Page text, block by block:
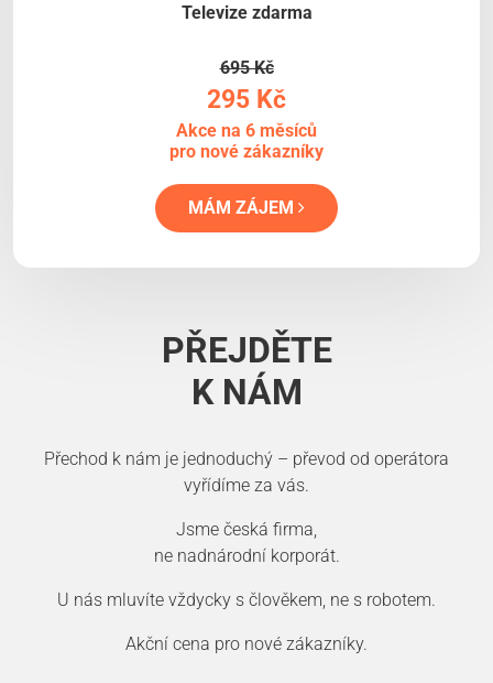
Televize zdarma
695 Kč
295 Kč
Akce na 6 měsíců
pro nové zákazníky
MÁM ZÁJEM
PŘEJDĚTE
K NÁM
Přechod k nám je jednoduchý – převod od operátora
vyřídíme za vás.
Jsme česká firma,
ne nadnárodní korporát.
U nás mluvíte vždycky s člověkem, ne s robotem.
Akční cena pro nové zákazníky.